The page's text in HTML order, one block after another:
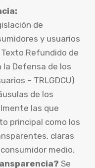
de
y usuarios
Refundido de
la Defensa de los
– TRLGDCU)
de los
las que
principal como los
claras
medio.
Se